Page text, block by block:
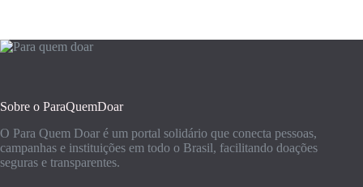
Sobre o ParaQuemDoar
O Para Quem Doar é um portal solidário que conecta pessoas,
campanhas e instituições em todo o Brasil, facilitando doações
seguras e transparentes.